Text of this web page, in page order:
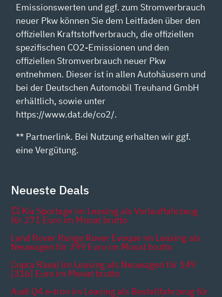
Emissionswerten und ggf. zum Stromverbrauch
neuer Pkw können Sie dem Leitfaden über den
offiziellen Kraftstoffverbrauch, die offiziellen
spezifischen CO2-Emissionen und den
offiziellen Stromverbrauch neuer Pkw
entnehmen. Dieser ist in allen Autohäusern und
bei der Deutschen Automobil Treuhand GmbH
erhältlich, sowie unter
https://www.dat.de/co2/.
** Partnerlink. Bei Nutzung erhalten wir ggf.
eine Vergütung.
Neueste Deals
💥 Kia Sportage im Leasing als Vorlauffahrzeug
für 271 Euro im Monat brutto
Land Rover Range Rover Evoque im Leasing als
Neuwagen für 399 Euro im Monat brutto
Cupra Raval im Leasing als Neuwagen für 149
[316] Euro im Monat brutto
Audi Q4 e-tron im Leasing als Bestellfahrzeug für